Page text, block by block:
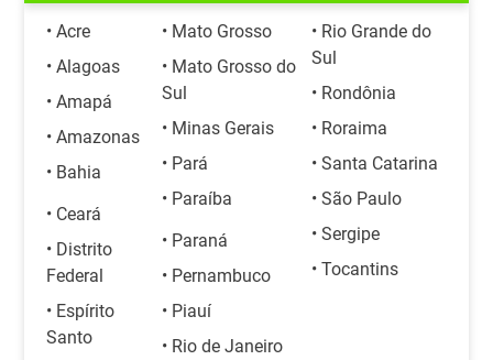
• Acre
• Alagoas
• Amapá
• Amazonas
• Bahia
• Ceará
• Distrito
Federal
• Espírito
Santo
• Mato Grosso
• Mato Grosso do
Sul
• Minas Gerais
• Pará
• Paraíba
• Paraná
• Pernambuco
• Piauí
• Rio de Janeiro
• Rio Grande do
Sul
• Rondônia
• Roraima
• Santa Catarina
• São Paulo
• Sergipe
• Tocantins